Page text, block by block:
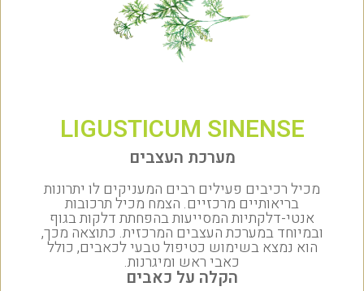
LIGUSTICUM SINENSE
מערכת העצבים
מכיל רכיבים פעילים רבים המעניקים לו יתרונות
בריאותיים מרכזיים. הצמח מכיל תרכובות
אנטי-דלקתיות המסייעות בהפחתת דלקות בגוף
ובמיוחד במערכת העצבים המרכזית. כתוצאה מכך,
הוא נמצא בשימוש כטיפול טבעי לכאבים, כולל
כאבי ראש ומיגרנות.
הקלה על כאבים